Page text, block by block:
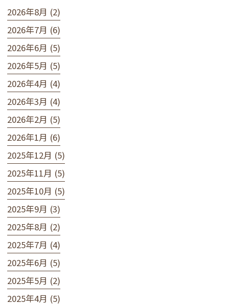
2026年8月 (2)
2026年7月 (6)
2026年6月 (5)
2026年5月 (5)
2026年4月 (4)
2026年3月 (4)
2026年2月 (5)
2026年1月 (6)
2025年12月 (5)
2025年11月 (5)
2025年10月 (5)
2025年9月 (3)
2025年8月 (2)
2025年7月 (4)
2025年6月 (5)
2025年5月 (2)
2025年4月 (5)